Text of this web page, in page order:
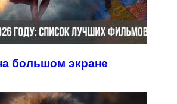
большом экране